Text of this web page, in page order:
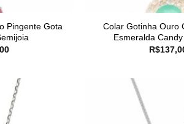
Pingente Gota
Colar Gotinha Ouro
Esmeralda
R$